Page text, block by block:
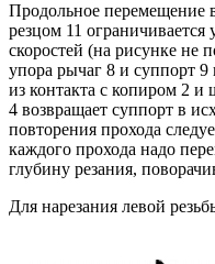
Продольное перемещение
резцом 11
скоростей (на рисунке не
упора рычаг 8 и суппорт
из контакта с копиром 2
4 возвращает суппорт в
повторения прохода
каждого прохода надо
глубину резания,
Для нарезания левой